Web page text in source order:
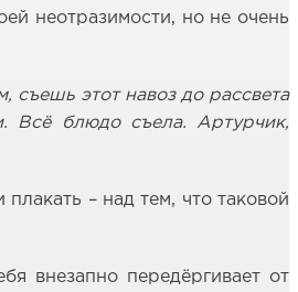
неотразимости, но не очень
съешь этот навоз до рассвета
Всё блюдо съела. Артурчик,
– над тем, что таковой
внезапно передёргивает от